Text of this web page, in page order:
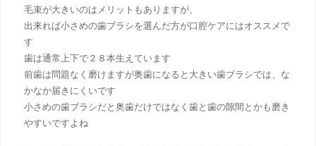
毛束が大きいのはメリットもありますが、
出来れば小さめの歯ブラシを選んだ方が口腔ケアにはオススメで
す
歯は通常上下で２８本生えています
前歯は問題なく磨けますが奥歯になると大きい歯ブラシでは、な
かなか届きにくいです
小さめの歯ブラシだと奥歯だけではなく歯と歯の隙間とかも磨き
やすいですよね